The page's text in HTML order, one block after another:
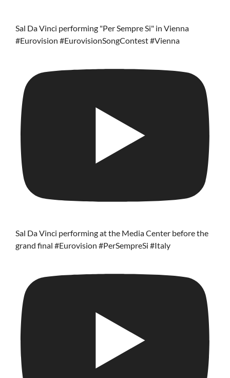
Sal Da Vinci performing "Per Sempre Si" in Vienna
#Eurovision #EurovisionSongContest #Vienna
Sal Da Vinci performing at the Media Center before the
grand final #Eurovision #PerSempreSi #Italy